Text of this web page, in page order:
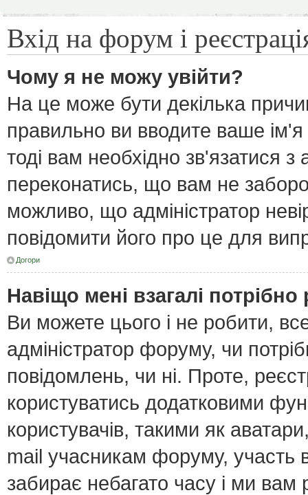
Вхід на форум і
Чому я не можу увійти?
На це може бути декілька
правильно ви вводите ваше
тоді вам необхідно зв'язатися
переконатись, що вам не
можливо, що адміністратор
повідомити його про це для
Догори
Навіщо мені взагалі
Ви можете цього і не робити,
адміністратор форуму, чи
повідомлень, чи ні. Проте,
користуватись додатковими
користувачів, такими як
mail учасникам форуму, участь
забирає небагато часу і ми